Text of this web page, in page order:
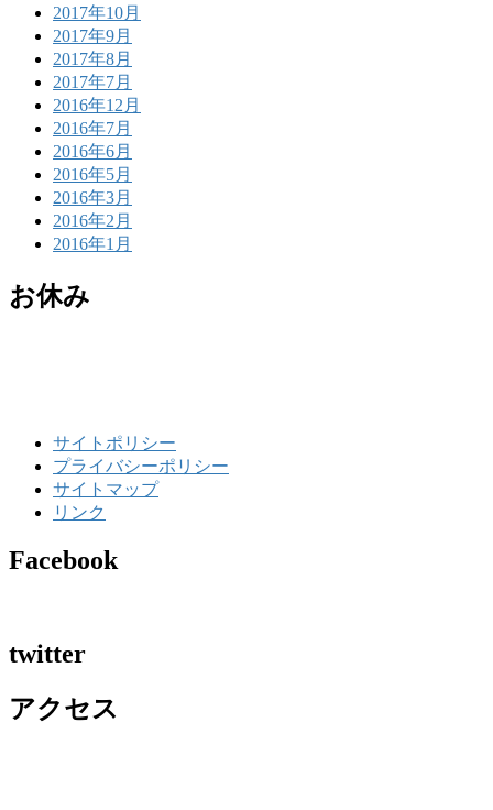
2017年10月
2017年9月
2017年8月
2017年7月
2016年12月
2016年7月
2016年6月
2016年5月
2016年3月
2016年2月
2016年1月
お休み
サイトポリシー
プライバシーポリシー
サイトマップ
リンク
Facebook
twitter
アクセス